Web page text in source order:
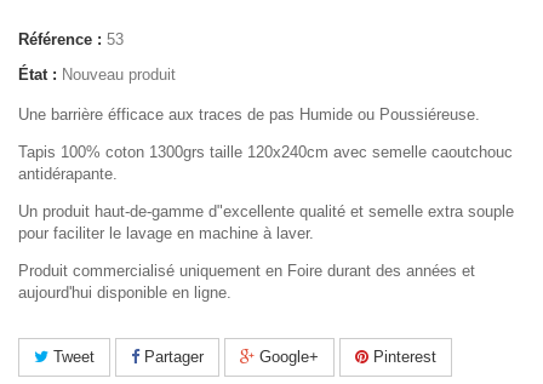
Référence : 53
État : Nouveau produit
Une barrière éfficace aux traces de pas Humide ou Poussiéreuse.
Tapis 100% coton 1300grs taille 120x240cm avec semelle caoutchouc
antidérapante.
Un produit haut-de-gamme d"excellente qualité et semelle extra souple
pour faciliter le lavage en machine à laver.
Produit commercialisé uniquement en Foire durant des années et
aujourd'hui disponible en ligne.
Tweet Partager Google+ Pinterest